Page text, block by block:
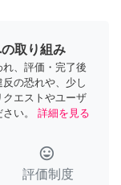
取り組み
、評価・完了後
の恐れや、少し
エストやユーザ
い。
詳細を見る
tag_faces
評価制度